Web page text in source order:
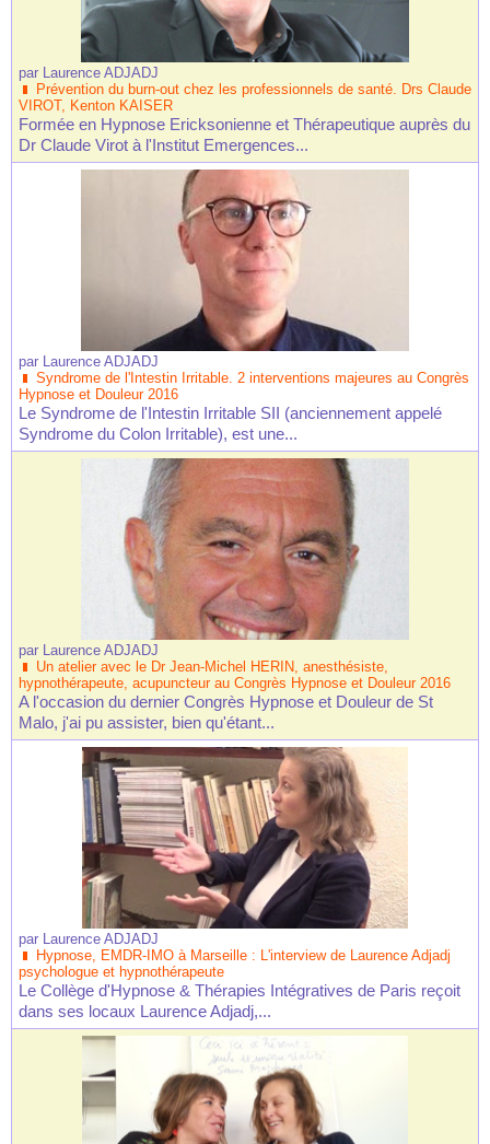
par Laurence ADJADJ
Prévention du burn-out chez les professionnels de santé. Drs Claude
VIROT, Kenton KAISER
Formée en Hypnose Ericksonienne et Thérapeutique auprès du
Dr Claude Virot à l'Institut Emergences...
par Laurence ADJADJ
Syndrome de l'Intestin Irritable. 2 interventions majeures au Congrès
Hypnose et Douleur 2016
Le Syndrome de l'Intestin Irritable SII (anciennement appelé
Syndrome du Colon Irritable), est une...
par Laurence ADJADJ
Un atelier avec le Dr Jean-Michel HERIN, anesthésiste,
hypnothérapeute, acupuncteur au Congrès Hypnose et Douleur 2016
A l'occasion du dernier Congrès Hypnose et Douleur de St
Malo, j'ai pu assister, bien qu'étant...
par Laurence ADJADJ
Hypnose, EMDR-IMO à Marseille : L'interview de Laurence Adjadj
psychologue et hypnothérapeute
Le Collège d'Hypnose & Thérapies Intégratives de Paris reçoit
dans ses locaux Laurence Adjadj,...